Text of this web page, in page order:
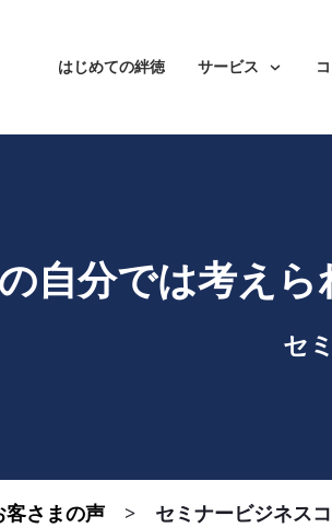
はじめての絆徳 サービス
自分では考えら
セ
客さまの声 > セミナービジネス